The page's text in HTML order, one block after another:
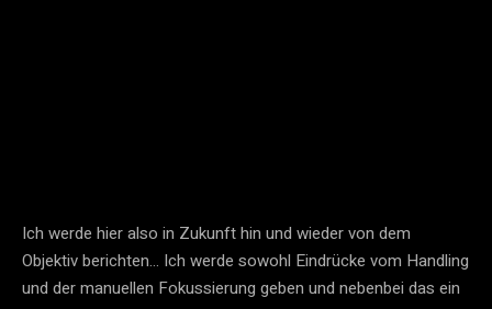
Ich werde hier also in Zukunft hin und wieder von dem
Objektiv berichten… Ich werde sowohl Eindrücke vom Handling
und der manuellen Fokussierung geben und nebenbei das ein